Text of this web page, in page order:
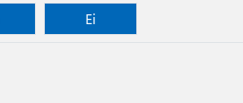
Ei